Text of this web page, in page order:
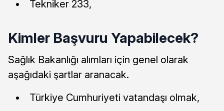
Tekniker 233,
Kimler Başvuru Yapabilecek?
Sağlık Bakanlığı alımları için genel olarak
aşağıdaki şartlar aranacak.
Türkiye Cumhuriyeti vatandaşı olmak,